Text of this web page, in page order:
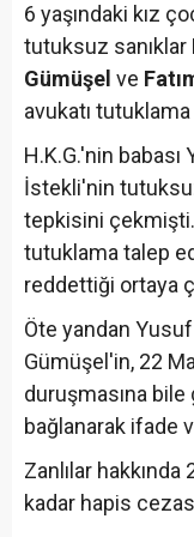
6 yaşındaki kız
tutuksuz sanıklar
Gümüşel ve
avukatı
H.K.G.'nin
İstekli'nin
tepkisini çekmişti.
tutuklama talep
reddettiği ortaya
Öte yandan
Gümüşel'in, 22
duruşmasına
bağlanarak ifade
Zanlılar hakkında
kadar hapis